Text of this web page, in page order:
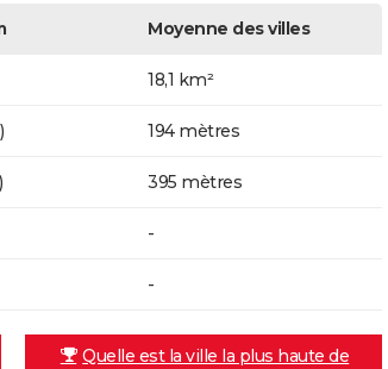
Moyenne des villes
18,1 km²
194 mètres
395 mètres
-
-
Quelle est la ville la plus haute de